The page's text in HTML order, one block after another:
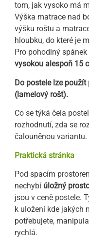
tom, jak vysoko má
Výška matrace nad
výšku roštu a
hloubku, do které je
Pro pohodlný
vysokou alespoň 15
Do postele lze
(lamelový rošt).
Co se týká čela
rozhodnutí, zda se
čalouněnou variantu.
Praktická stránka
Pod spacím
nechybí úložný
jsou v ceně postele.
k uložení kde jakých
potřebujete,
rychlá.